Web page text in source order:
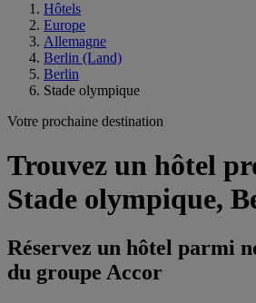
Hôtels
Europe
Allemagne
Berlin (Land)
Berlin
Stade olympique
Votre prochaine destination
Trouvez un hôtel
Stade olympique,
Réservez un hôtel parmi
du groupe Accor